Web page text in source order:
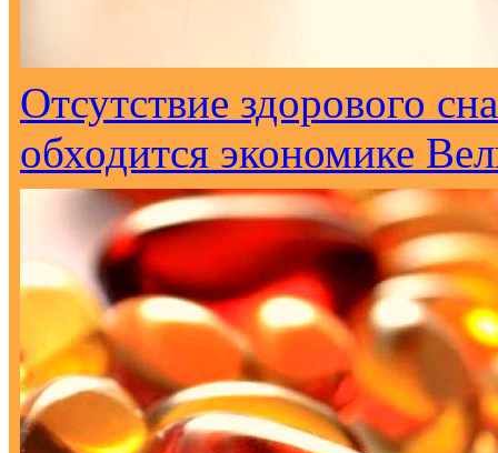
Отсутствие здорового
обходится экономике